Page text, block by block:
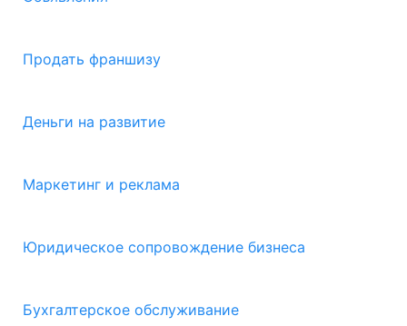
Продать франшизу
Деньги на развитие
Маркетинг и реклама
Юридическое сопровождение бизнеса
Бухгалтерское обслуживание